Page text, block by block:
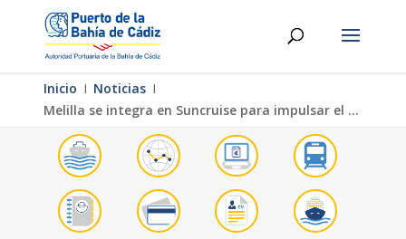
Inicio Ι Noticias Ι
Melilla se integra en Suncruise para impulsar el turismo de cruceros y fortalecer vínculos con Andalucía